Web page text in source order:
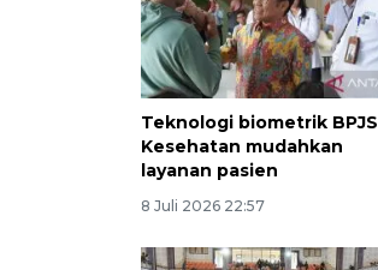
Teknologi biometrik BPJS
Kesehatan mudahkan
layanan pasien
8 Juli 2026 22:57